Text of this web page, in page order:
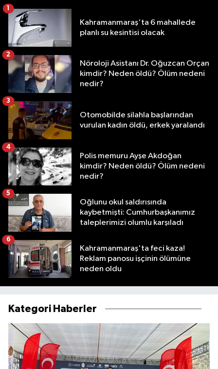
Kahramanmaraş'ta 6 mahallede
planlı su kesintisi olacak
1
Nöroloji Asistanı Dr. Oğuzcan Orçan
kimdir? Neden öldü? Ölüm nedeni
nedir?
2
Otomobilde silahla başlarından
vurulan kadın öldü, erkek yaralandı
3
Polis memuru Ayşe Akdoğan
kimdir? Neden öldü? Ölüm nedeni
nedir?
4
Oğlunu okul saldırısında
kaybetmişti: Cumhurbaşkanımız
taleplerimizi olumlu karşıladı
5
Kahramanmaraş'ta feci kaza!
Reklam panosu işçinin ölümüne
neden oldu
6
Kategori Haberler